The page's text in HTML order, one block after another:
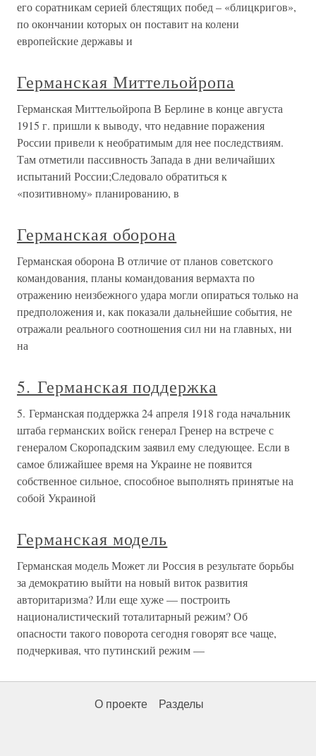
его соратникам серией блестящих побед – «блицкригов»,
по окончании которых он поставит на колени
европейские державы и
Германская Миттельойропа
Германская Миттельойропа В Берлине в конце августа
1915 г. пришли к выводу, что недавние поражения
России привели к необратимым для нее последствиям.
Там отметили пассивность Запада в дни величайших
испытаний России;Следовало обратиться к
«позитивному» планированию, в
Германская оборона
Германская оборона В отличие от планов советского
командования, планы командования вермахта по
отражению неизбежного удара могли опираться только на
предположения и, как показали дальнейшие события, не
отражали реального соотношения сил ни на главных, ни
на
5. Германская поддержка
5. Германская поддержка 24 апреля 1918 года начальник
штаба германских войск генерал Гренер на встрече с
генералом Скоропадским заявил ему следующее. Если в
самое ближайшее время на Украине не появится
собственное сильное, способное выполнять принятые на
собой Украиной
Германская модель
Германская модель Может ли Россия в результате борьбы
за демократию выйти на новый виток развития
авторитаризма? Или еще хуже — построить
националистический тоталитарный режим? Об
опасности такого поворота сегодня говорят все чаще,
подчеркивая, что путинский режим —
О проекте Разделы